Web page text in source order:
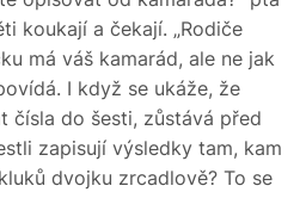
koukají a čekají. „Rodiče
má váš kamarád, ale ne jak
I když se ukáže, že
čísla do šesti, zůstává před
zapisují výsledky tam, kam
dvojku zrcadlově? To se